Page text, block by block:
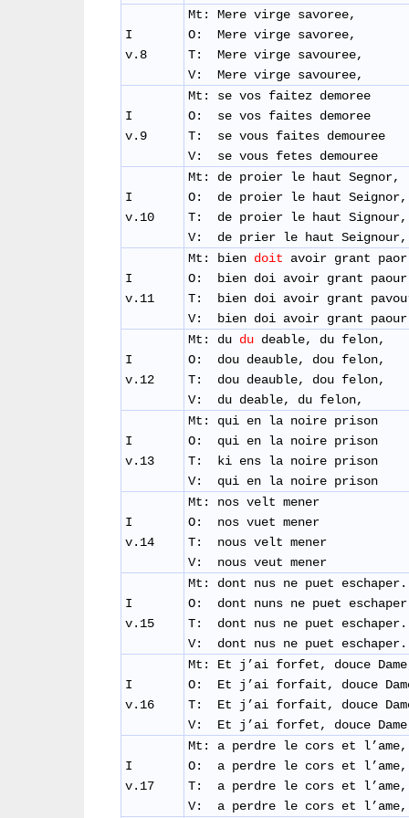
I
v.8
Mt: Mere virge savoree,
O: Mere virge savoree,
T: Mere virge savouree,
V: Mere virge savouree,
I
v.9
Mt: se vos faitez demoree
O: se vos faites demoree
T: se vous faites demouree
​V: se vous fetes demouree
I
v.10
Mt: de proier le haut Segnor,
O: de proier le haut
T: de proier le haut Signour,
V: de prier le haut
I
v.11
Mt: bien doit avoir grant paor
O: bien doi avoir grant paour
T: bien doi avoir grant
V: bien doi avoir grant
I
v.12
Mt: du du deable, du felon,
O: dou deauble, dou felon,
T: dou deauble, dou felon,
V: du deable, du felon,
I
v.13
Mt: qui en la noire prison
O: qui en la noire prison
T: ki ens la noire prison
V: qui en la noire prison
I
v.14
Mt: nos velt mener
O: nos vuet mener
T: nous velt mener
V: nous veut mener
I
v.15
Mt: dont nus ne puet eschaper.
O: dont nuns ne puet
T: dont nus ne puet eschaper.
V: dont nus ne puet eschaper.
I
v.16
Mt: Et j’ai forfet, douce
O: Et j’ai forfait, douce
T: Et j’ai forfait, douce
V: Et j’ai forfet, douce
I
v.17
Mt: a perdre le cors et l’ame,
O: a perdre le cors et l’ame,
T: a perdre le cors et l’ame,
V: a perdre le cors et l’ame,